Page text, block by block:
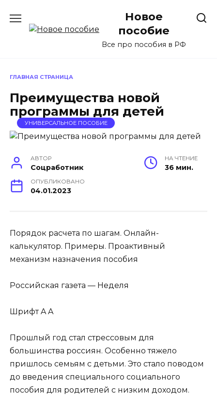
содержанию
Новое
пособие
Все про пособия в РФ
ГЛАВНАЯ СТРАНИЦА
Преимущества новой
программы для детей
УНИВЕРСАЛЬНОЕ ПОСОБИЕ
АВТОР
Соцработник
НА ЧТЕНИЕ
36 мин.
ОПУБЛИКОВАНО
04.01.2023
Порядок расчета по шагам. Онлайн-
калькулятор. Примеры. Проактивный
механизм назначения пособия
Российская газета — Неделя
Шрифт A A
Прошлый год стал стрессовым для
большинства россиян. Особенно тяжело
пришлось семьям с детьми. Это стало поводом
до введения специального социального
пособия для родителей с низким доходом.